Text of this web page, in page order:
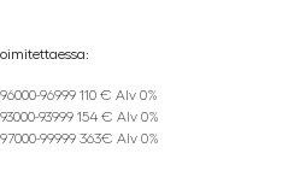
96999 110 € Alv 0%
93999 154 € Alv 0%
99999 363€ Alv 0%